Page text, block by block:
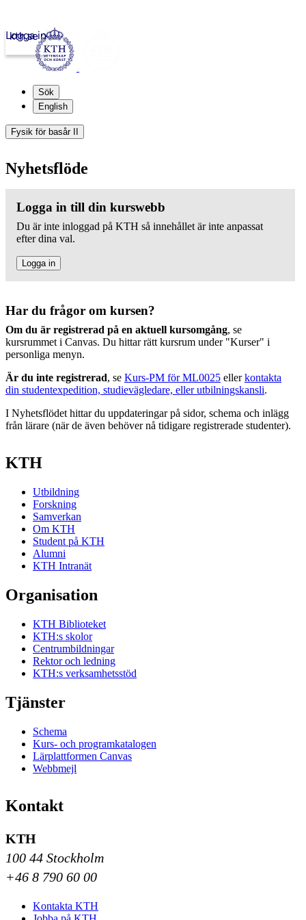
kth.se
Logga in
Sök
English
Fysik för basår II
Nyhetsflöde
Logga in till din kurswebb
Du är inte inloggad på KTH så innehållet är inte anpassat
efter dina val.
Logga in
Har du frågor om kursen?
Om du är registrerad på en aktuell kursomgång, se
kursrummet i Canvas. Du hittar rätt kursrum under "Kurser" i
personliga menyn.
Är du inte registrerad, se Kurs-PM för ML0025 ellerkontakta
din studentexpedition, studievägledare, eller utbilningskansli.
I Nyhetsflödet hittar du uppdateringar på sidor, schema och inlägg
från lärare (när de även behöver nå tidigare registrerade studenter).
KTH
Utbildning
Forskning
Samverkan
Om KTH
Student på KTH
Alumni
KTH Intranät
Organisation
KTH Biblioteket
KTH:s skolor
Centrumbildningar
Rektor och ledning
KTH:s verksamhetsstöd
Tjänster
Schema
Kurs- och programkatalogen
Lärplattformen Canvas
Webbmejl
Kontakt
KTH
100 44 Stockholm
+46 8 790 60 00
Kontakta KTH